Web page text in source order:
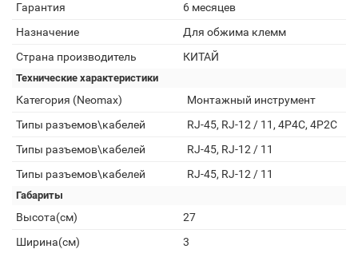
Гарантия
6 месяцев
Назначение
Для обжима клемм
Страна производитель
КИТАЙ
Технические характеристики
Категория (Neomax)
Монтажный инструмент
Типы разъемов\кабелей
RJ-45, RJ-12 / 11, 4P4C, 4P2C
Типы разъемов\кабелей
RJ-45, RJ-12 / 11
Типы разъемов\кабелей
RJ-45, RJ-12 / 11
Габариты
Высота(см)
27
Ширина(см)
3